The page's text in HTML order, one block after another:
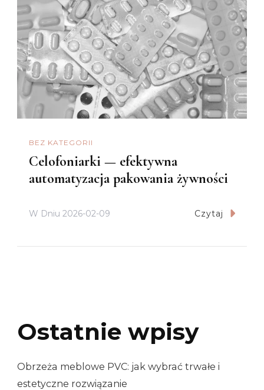
BEZ KATEGORII
Celofoniarki — efektywna
automatyzacja pakowania żywności
W Dniu 2026-02-09 Czytaj
Ostatnie wpisy
Obrzeża meblowe PVC: jak wybrać trwałe i
estetyczne rozwiązanie